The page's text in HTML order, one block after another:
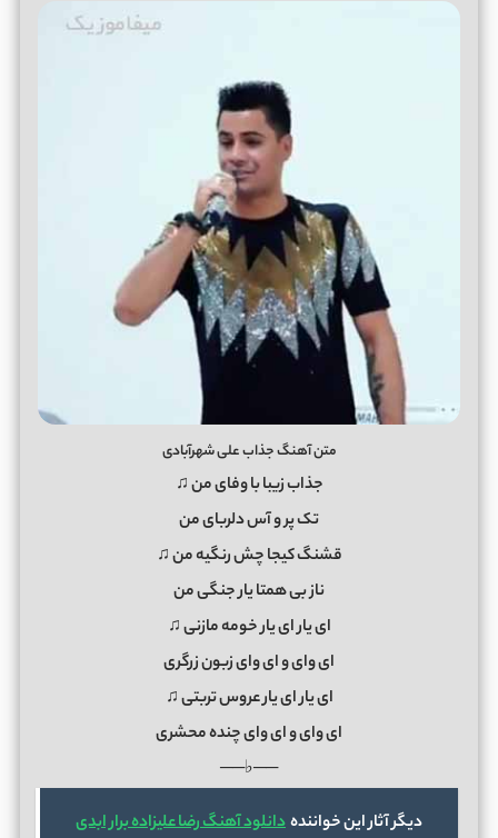
متن آهنگ جذاب علی شهرآبادی
جذاب زیبا با وفای من ♫
تک پر و آس دلربای من
قشنگ کیجا چش رنگیه من ♫
ناز بی همتا یار جنگی من
ای یار ای یار خومه مازنی ♫
ای وای و ای وای زبون زرگری
ای یار ای یار عروس تربتی ♫
ای وای و ای وای چنده محشری
──♭──
دیگر آثار این خوانندهدانلود آهنگ رضا علیزاده برار ابدی